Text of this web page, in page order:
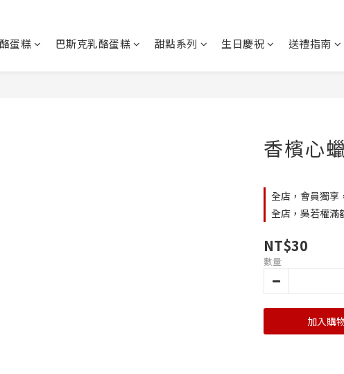
蛋糕 巴斯克乳酪蛋糕 甜點系列 生日慶祝 送禮指南
香檳心
全店，會員獨享
全店，吳若權滿
NT$30
數量
加入購